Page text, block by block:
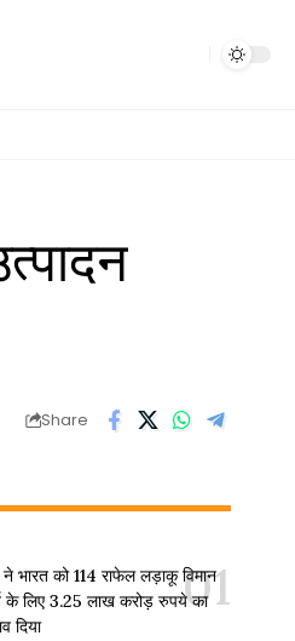
Share
भारत को 114 राफेल लड़ाकू विमान
के लिए 3.25 लाख करोड़ रुपये का
दिया